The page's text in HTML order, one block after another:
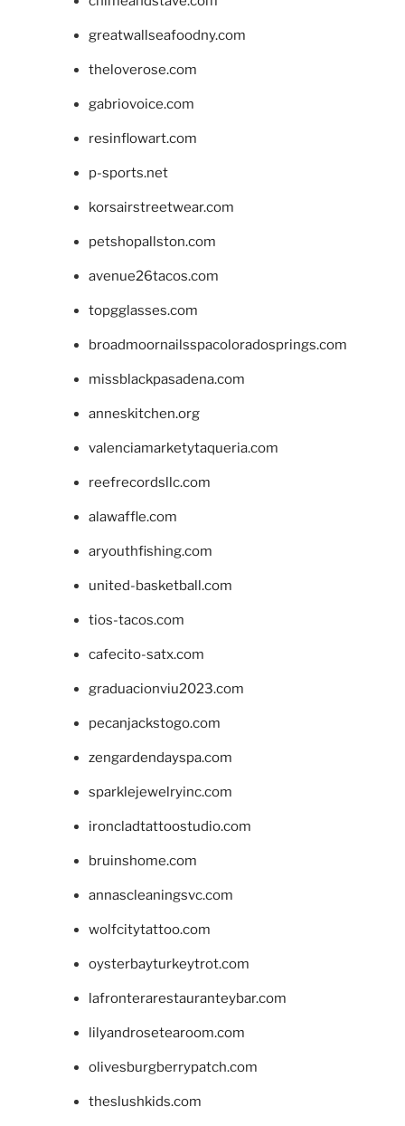
greatwallseafoodny.com
theloverose.com
gabriovoice.com
resinflowart.com
p-sports.net
korsairstreetwear.com
petshopallston.com
avenue26tacos.com
topgglasses.com
broadmoornailsspacoloradosprings.com
missblackpasadena.com
anneskitchen.org
valenciamarketytaqueria.com
reefrecordsllc.com
alawaffle.com
aryouthfishing.com
united-basketball.com
tios-tacos.com
cafecito-satx.com
graduacionviu2023.com
pecanjackstogo.com
zengardendayspa.com
sparklejewelryinc.com
ironcladtattoostudio.com
bruinshome.com
annascleaningsvc.com
wolfcitytattoo.com
oysterbayturkeytrot.com
lafronterarestauranteybar.com
lilyandrosetearoom.com
olivesburgberrypatch.com
theslushkids.com